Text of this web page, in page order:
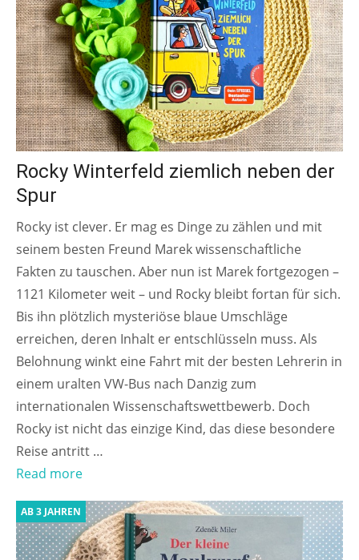
Rocky Winterfeld ziemlich neben der
Spur
Rocky ist clever. Er mag es Dinge zu zählen und mit
seinem besten Freund Marek wissenschaftliche
Fakten zu tauschen. Aber nun ist Marek fortgezogen –
1121 Kilometer weit – und Rocky bleibt fortan für sich.
Bis ihn plötzlich mysteriöse blaue Umschläge
erreichen, deren Inhalt er entschlüsseln muss. Als
Belohnung winkt eine Fahrt mit der besten Lehrerin in
einem uralten VW-Bus nach Danzig zum
internationalen Wissenschaftswettbewerb. Doch
Rocky ist nicht das einzige Kind, das diese besondere
Reise antritt …
Read more
AB 3 JAHREN